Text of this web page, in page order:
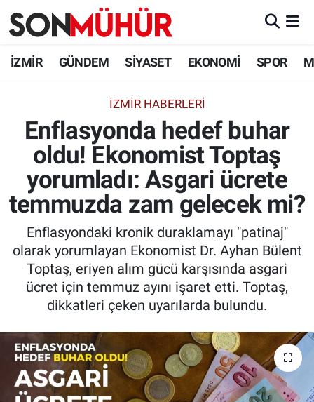
İZMİR GÜNDEM SİYASET EKONOMİ SPOR
İZMIR HABERLERI
Enflasyonda hedef buhar
oldu! Ekonomist Toptaş
yorumladı: Asgari ücrete
temmuzda zam gelecek mi?
Enflasyondaki kronik duraklamayı "patinaj"
olarak yorumlayan Ekonomist Dr. Ayhan Bülent
Toptaş, eriyen alım gücü karşısında asgari
ücret için temmuz ayını işaret etti. Toptaş,
dikkatleri çeken uyarılarda bulundu.
İzmir Nöbetçi Eczaneler
İzmir Namaz Vakitleri
İzmir Trafik Yoğunluk Haritası
Süper Lig Puan Durumu ve Fikstür
Tüm Manşetler
Son Dakika Haberleri
Haber Arşivi